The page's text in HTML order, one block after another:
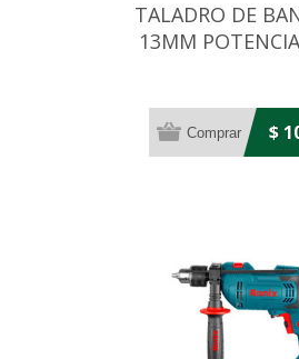
TALADRO DE
13MM
$